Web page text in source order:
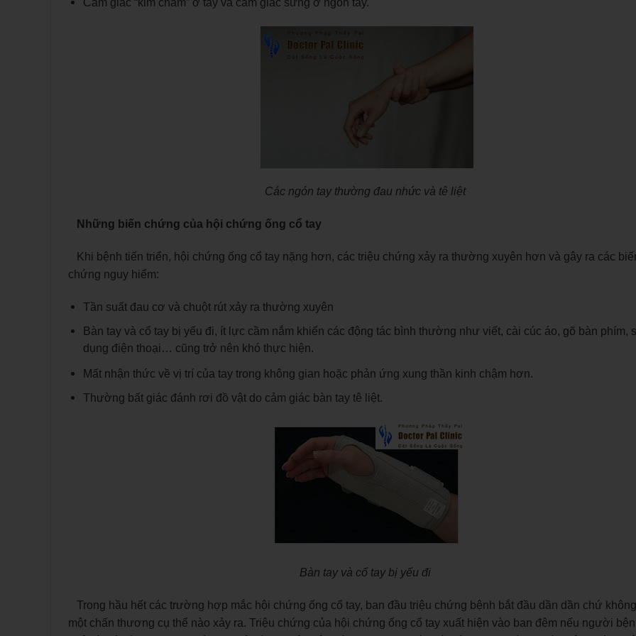
Các ngón tay thường đau nhức và tê liệt
Những biến chứng của hội chứng ống cổ tay
Khi bệnh tiến triển, hội chứng ống cổ tay nặng hơn, các triệu chứng xảy ra thường xuyên hơn và gây ra các
chứng nguy hiểm:
Tần suất đau cơ và chuột rút xảy ra thường xuyên
Bàn tay và cổ tay bị yếu đi, ít lực cầm nắm khiến các động tác bình thường như viết, cài cúc áo, gõ bàn phím,
dụng điện thoại… cũng trở nên khó thực hiện.
Mất nhận thức về vị trí của tay trong không gian hoặc phản ứng xung thần kinh chậm hơn.
Thường bất giác đánh rơi đồ vật do cảm giác bàn tay tê liệt.
Bàn tay và cổ tay bị yếu đi
Trong hầu hết các trường hợp mắc hội chứng ống cổ tay, ban đầu triệu chứng bệnh bắt đầu dần dần chứ
một chấn thương cụ thể nào xảy ra. Triệu chứng của hội chứng ống cổ tay xuất hiện vào ban đêm nếu người